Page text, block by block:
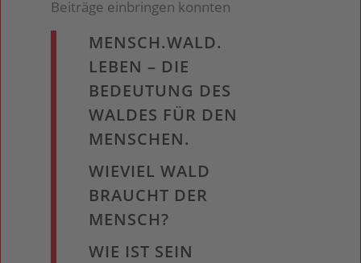
Beiträge einbringen konnten
MENSCH.WALD.
LEBEN – DIE
BEDEUTUNG DES
WALDES FÜR DEN
MENSCHEN.
WIEVIEL WALD
BRAUCHT DER
MENSCH?
WIE IST SEIN